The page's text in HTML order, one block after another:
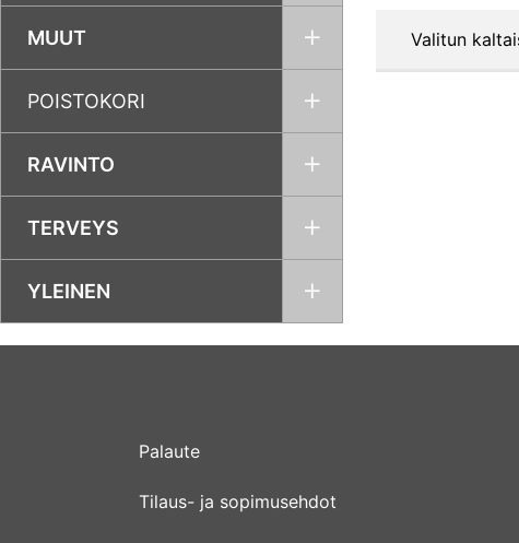
MUUT
POISTOKORI
RAVINTO
TERVEYS
YLEINEN
Valitun
Palaute
Tilaus- ja sopimusehdot